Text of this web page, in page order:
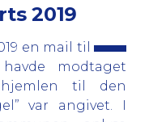
2019
en mail til
modtaget
til den
var angivet. I